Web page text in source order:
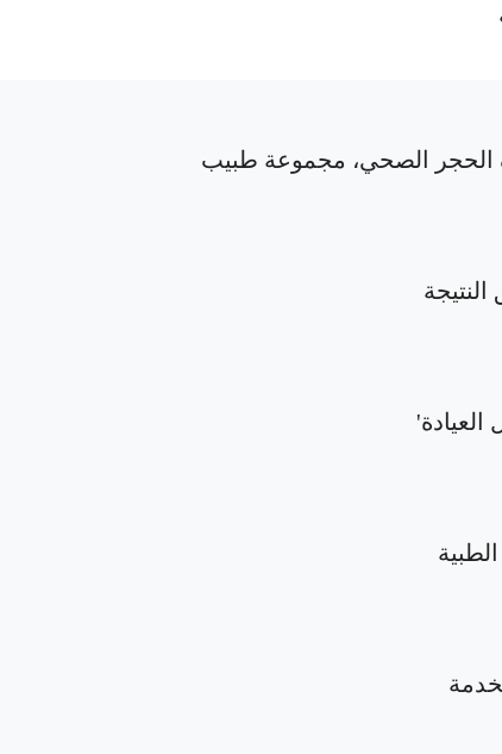
الصحي، مجموعة طبيب
النتيجة
العيادة'